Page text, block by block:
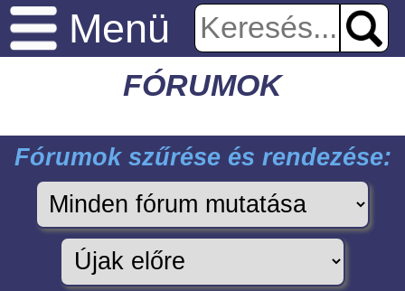
Menü
FÓRUMOK
Fórumok szűrése és rendezése: